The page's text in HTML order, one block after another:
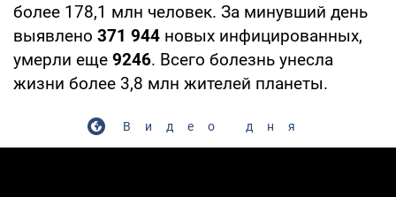
более 178,1 млн человек. За минувший день
выявлено 371 944 новых инфицированных,
умерли еще 9246. Всего болезнь унесла
жизни более 3,8 млн жителей планеты.
Видео дня